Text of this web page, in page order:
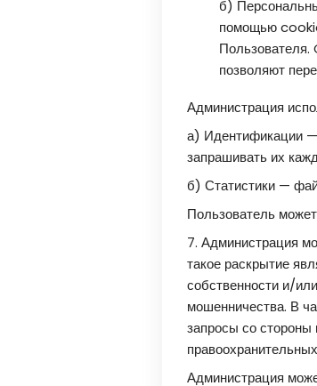
б)
помощью
позволяют
Администрация
а) Идентификации —
запрашивать их
б) Статистики —
Пользователь
7. Администрация
такое раскрытие
собственности и/
мошенничества. В
запросы со стороны
Администрация